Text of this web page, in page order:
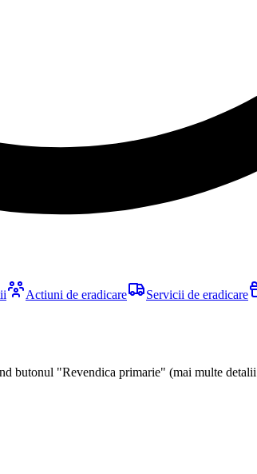
Actiuni de eradicare Servicii de eradicare
butonul "Revendica primarie" (mai multe detalii